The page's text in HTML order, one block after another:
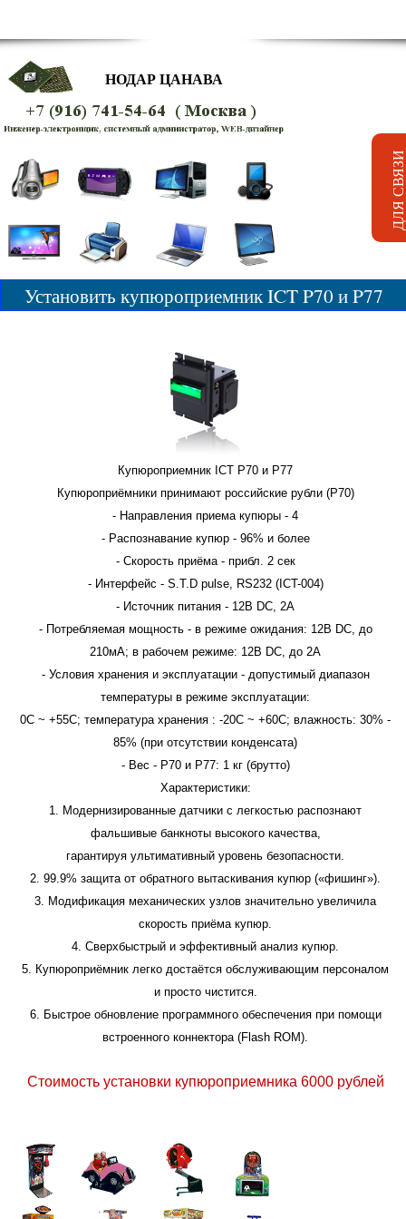
НОДАР ЦАНАВА
Установить купюроприемник ICT P70 и P77
Купюроприемник ICT P70 и P77
Купюроприёмники принимают российские рубли (P70)
- Направления приема купюры - 4
- Распознавание купюр - 96% и более
- Скорость приёма - прибл. 2 сек
- Интерфейс - S.T.D pulse, RS232 (ICT-004)
- Источник питания - 12В DC, 2A
- Потребляемая мощность - в режиме ожидания: 12В DC, до
210мА; в рабочем режиме: 12В DC, до 2A
- Условия хранения и эксплуатации - допустимый диапазон
температуры в режиме эксплуатации:
0C ~ +55C; температура хранения : -20C ~ +60C; влажность: 30% -
85% (при отсутствии конденсата)
- Вес - P70 и Р77: 1 кг (брутто)
Характеристики:
1. Модернизированные датчики с легкостью распознают
фальшивые банкноты высокого качества,
гарантируя ультимативный уровень безопасности.
2. 99.9% защита от обратного вытаскивания купюр («фишинг»).
3. Модификация механических узлов значительно увеличила
скорость приёма купюр.
4. Сверхбыстрый и эффективный анализ купюр.
5. Купюроприёмник легко достаётся обслуживающим персоналом
и просто чистится.
6. Быстрое обновление программного обеспечения при помощи
встроенного коннектора (Flash ROM).
Стоимость установки купюроприемника 6000 рублей